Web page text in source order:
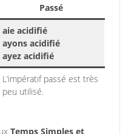
Passé
aie acidifié
ayons acidifié
ayez acidifié
L’impératif passé est très
peu utilisé.
Temps Simples et